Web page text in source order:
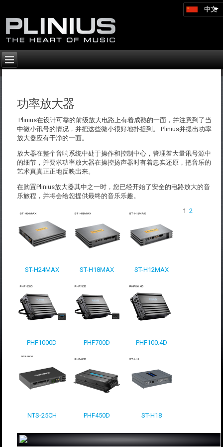
中文
功率放大器
Plinius在设计可靠的前级放大电路上有着成熟的一面，并注意到了当
中微小讯号的情况，并把这些微小很好地扑捉到。 Plinius并提出功率
放大器应有干净的一面。
放大器在整个音响系统中处于操作和控制中心，管理着大量讯号源中
的细节，并要求功率放大器在操控扬声器时有着忠实还原，把音乐的
艺术真真正正地反映出来。
在购置Plinius放大器其中之一时，您已经开始了安全的电路放大的音
乐旅程，并将会给您提供最终的音乐乐趣。
ST-H24MAX ST-H18MAX ST-H12MAX
PHF1000D PHF700D PHF100.4D
NTS-25CH PHF450D ST-H18
1 2